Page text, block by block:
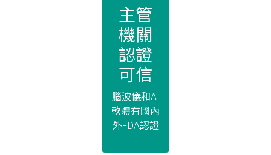
主管
機關
認證
可信
腦波儀和AI
軟體有國內
外FDA認證